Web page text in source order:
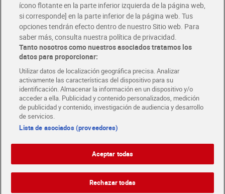
Folletos y Tiendas
Descubre las mejores ofertas y busca tu tienda más cercana
Tarjeta MaX Dia
Te devuelve hasta 8€/mes de tus compras.
¡Solicita tu tarjeta de crédito aquí!
COMER MEJOR CADA DIA
COLABORA CON DIA ABRE TU TIENDA DIA CORPORATE
ícono flotante en la parte inferior izquierda de la página web,
si corresponde] en la parte inferior de la página web. Tus
opciones tendrán efecto dentro de nuestro Sitio web. Para
saber más, consulta nuestra política de privacidad.
Tanto nosotros como nuestros asociados tratamos los
datos para proporcionar:
Utilizar datos de localización geográfica precisa. Analizar
activamente las características del dispositivo para su
identificación. Almacenar la información en un dispositivo y/o
acceder a ella. Publicidad y contenido personalizados, medición
de publicidad y contenido, investigación de audiencia y desarrollo
de servicios.
Lista de asociados (proveedores)
Aceptar todas
Rechazar todas